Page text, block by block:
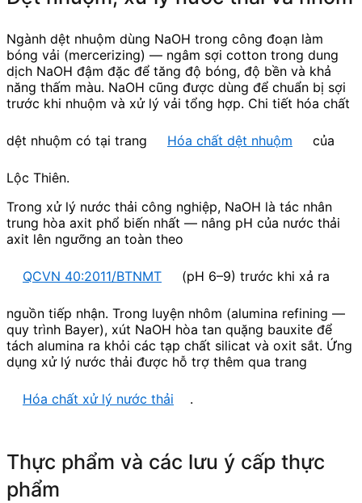
Ngành dệt nhuộm dùng NaOH trong công đoạn làm
bóng vải (mercerizing) — ngâm sợi cotton trong dung
dịch NaOH đậm đặc để tăng độ bóng, độ bền và khả
năng thấm màu. NaOH cũng được dùng để chuẩn bị sợi
trước khi nhuộm và xử lý vải tổng hợp. Chi tiết hóa chất
dệt nhuộm có tại trang Hóa chất dệt nhuộm của
Lộc Thiên.
Trong xử lý nước thải công nghiệp, NaOH là tác nhân
trung hòa axit phổ biến nhất — nâng pH của nước thải
axit lên ngưỡng an toàn theo
QCVN 40:2011/BTNMT (pH 6–9) trước khi xả ra
nguồn tiếp nhận. Trong luyện nhôm (alumina refining —
quy trình Bayer), xút NaOH hòa tan quặng bauxite để
tách alumina ra khỏi các tạp chất silicat và oxit sắt. Ứng
dụng xử lý nước thải được hỗ trợ thêm qua trang
Hóa chất xử lý nước thải .
Thực phẩm và các lưu ý cấp thực
phẩm